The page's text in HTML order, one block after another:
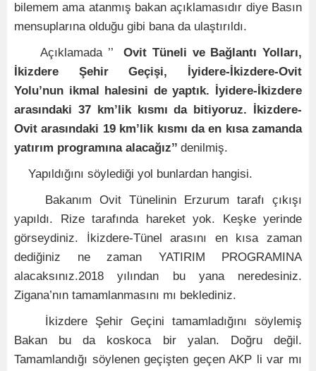
bilemem ama atanmış bakan açıklamasıdır diye Basın
mensuplarına olduğu gibi bana da ulaştırıldı.
Açıklamada ’’Ovit Tüneli ve Bağlantı Yolları,
İkizdere Şehir Geçişi, İyidere-İkizdere-Ovit
Yolu’nun ikmal halesini de yaptık. İyidere-İkizdere
arasındaki 37 km’lik kısmı da bitiyoruz. İkizdere-
Ovit arasındaki 19 km’lik kısmı da en kısa zamanda
yatırım programına alacağız’’ denilmiş.
Yapıldığını söylediği yol bunlardan hangisi.
Bakanım Ovit Tünelinin Erzurum tarafı çıkışı
yapıldı. Rize tarafında hareket yok. Keşke yerinde
görseydiniz. İkizdere-Tünel arasını en kısa zaman
dediğiniz ne zaman YATIRIM PROGRAMINA
alacaksınız.2018 yılından bu yana neredesiniz.
Zigana’nın tamamlanmasını mı beklediniz.
İkizdere Şehir Geçini tamamladığını söylemiş
Bakan bu da koskoca bir yalan. Doğru değil.
Tamamlandığı söylenen geçişten geçen AKP li var mı